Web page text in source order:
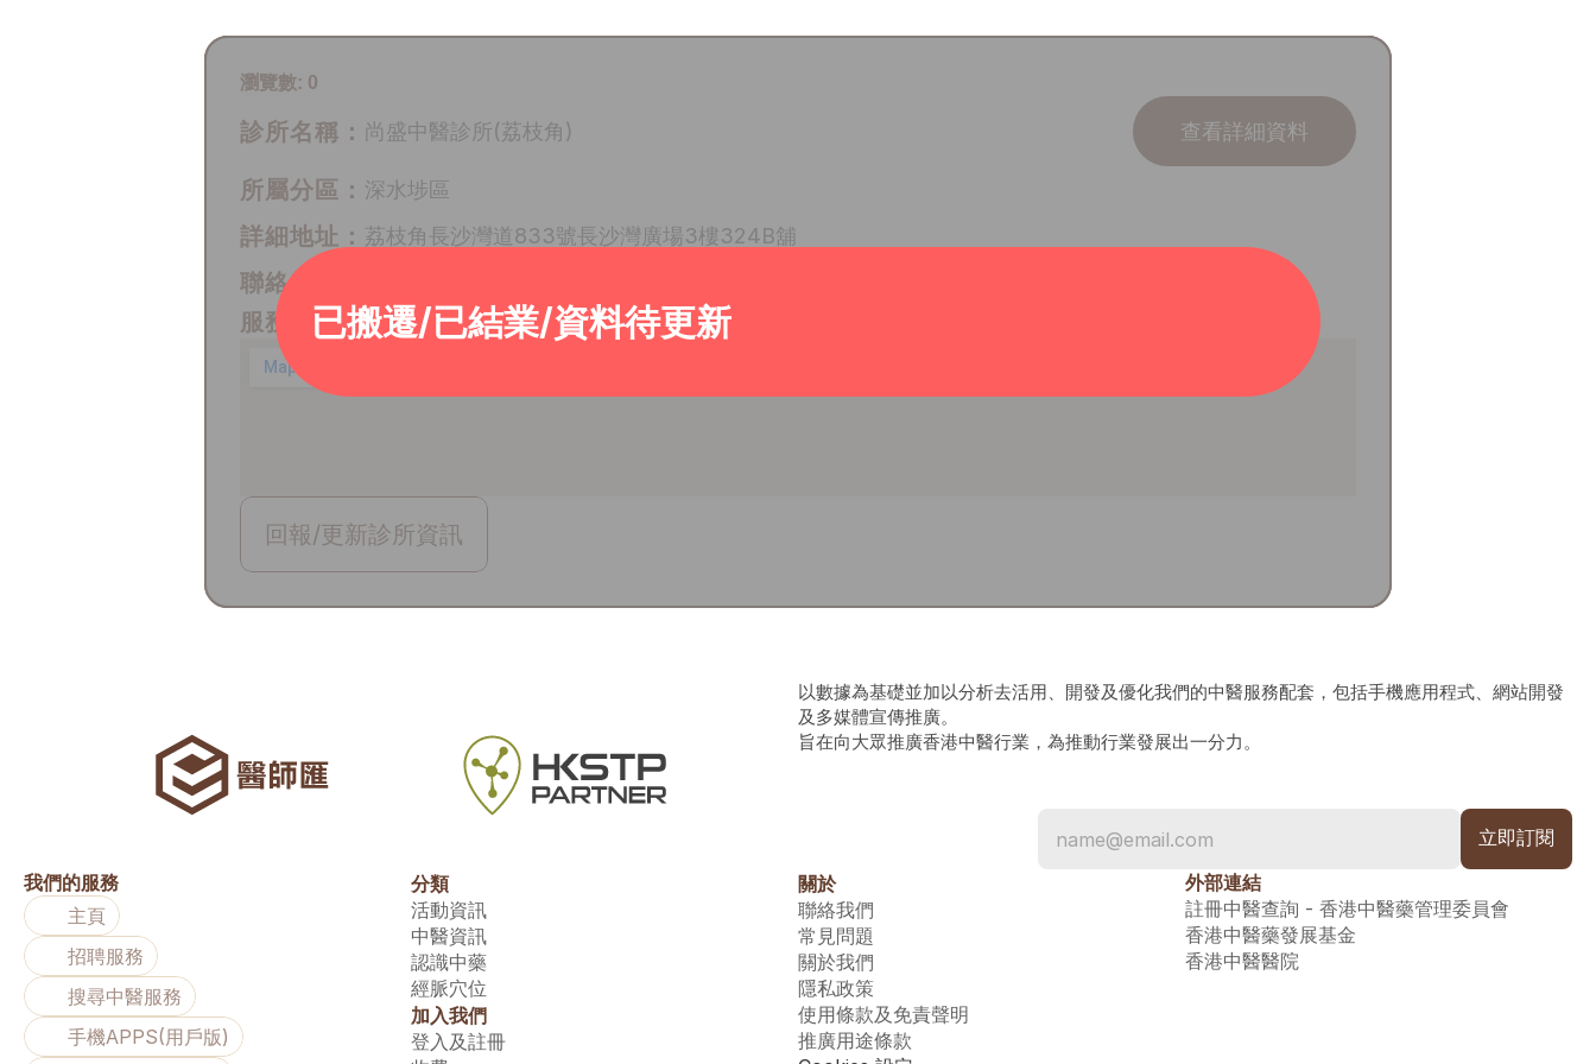
已搬遷/已結業/資料待更新
瀏覽數: 0
診所名稱： 尚盛中醫診所(荔枝角) 查看詳細資料
所屬分區： 深水埗區
詳細地址： 荔枝角長沙灣道833號長沙灣廣場3樓324B舖
聯絡電話：
服務時間：
回報/更新診所資訊
以數據為基礎並加以分析去活用、開發及優化我們的中醫服務配套，包括手機應用程式、網站開發
及多媒體宣傳推廣。
旨在向大眾推廣香港中醫行業，為推動行業發展出一分力。
我們的服務
主頁
招聘服務
搜尋中醫服務
手機APPS(用戶版)
分類
活動資訊
中醫資訊
認識中藥
經脈穴位
加入我們
登入及註冊
關於
聯絡我們
常見問題
關於我們
隱私政策
使用條款及免責聲明
推廣用途條款
外部連結
註冊中醫查詢 - 香港中醫藥管理委員會
香港中醫藥發展基金
香港中醫醫院